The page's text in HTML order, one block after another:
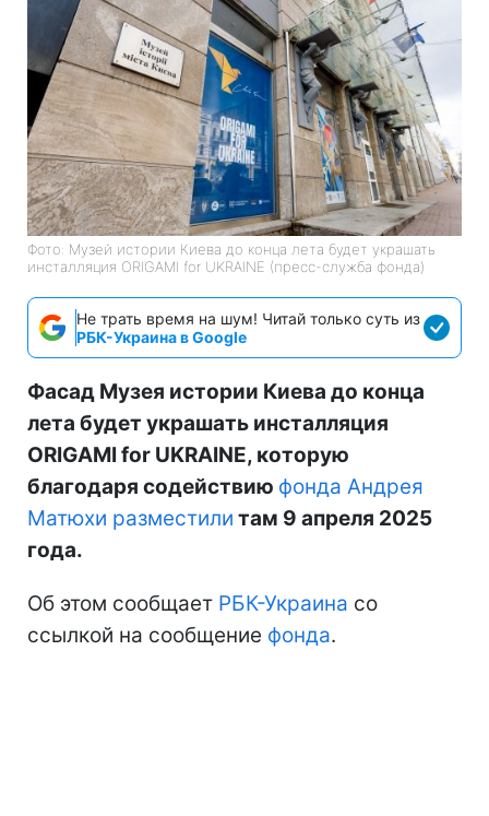
Фото: Музей истории Киева до конца лета будет украшать
инсталляция ORIGAMI for UKRAINE (пресс-служба фонда)
Не трать время на шум! Читай только суть из
РБК-Украина в Google
Фасад Музея истории Киева до конца
лета будет украшать инсталляция
ORIGAMI for UKRAINE, которую
благодаря содействию фонда Андрея
Матюхи разместили там 9 апреля 2025
года.
Об этом сообщает РБК-Украина со
ссылкой на сообщение фонда.